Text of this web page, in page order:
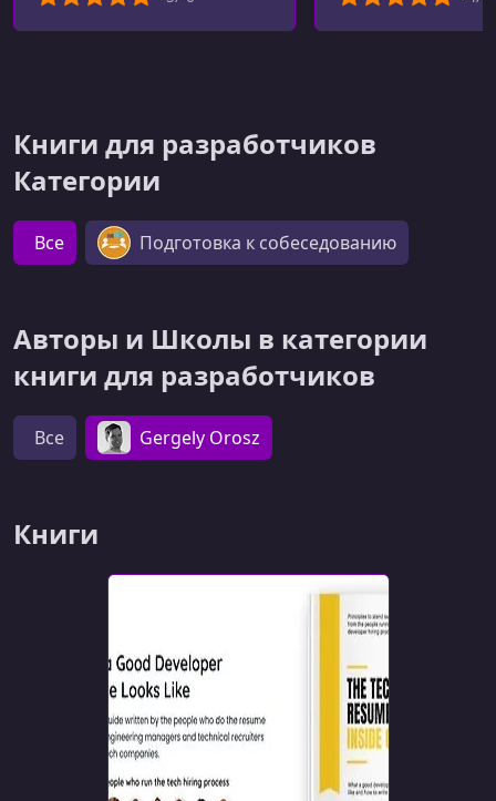
Книги для разработчиков
Категории
Все Подготовка к собеседованию
Авторы и Школы в категории
книги для разработчиков
Все Gergely Orosz
Книги